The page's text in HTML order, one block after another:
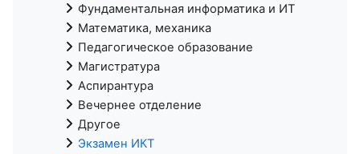
Фундаментальная информатика и ИТ
Математика, механика
Педагогическое образование
Магистратура
Аспирантура
Вечернее отделение
Другое
Экзамен ИКТ